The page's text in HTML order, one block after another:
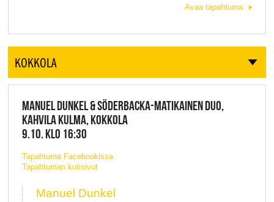
Avaa tapahtuma
KOKKOLA
MANUEL DUNKEL & SÖDERBACKA-MATIKAINEN DUO,
KAHVILA KULMA, KOKKOLA
9.10. KLO 16:30
Tapahtuma Facebookissa
Tapahtuman kotisivut
Manuel Dunkel